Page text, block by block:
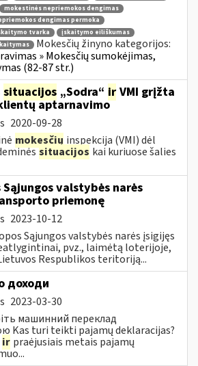
mokestinės nepriemokos dengimas
dengimas permoka
tvarka
įskaitymo eiliškumas
Mokesčių žinyno kategorijos:
» Mokesčių sumokėjimas,
(82-87 str.)
situacijos „Sodra“ ir VMI grįžta
aptarnavimo
2020-09-28
mokesčių inspekcija (VMI) dėl
situacijos kai kuriuose šalies
valstybės narės
priemonę
2023-10-12
Sąjungos valstybės narės įsigijęs
pvz., laimėtą loterijoje,
Respublikos teritoriją...
доходи
2023-03-30
машинний переклад
Kas turi teikti pajamų deklaracijas?
ir praėjusiais metais pajamų